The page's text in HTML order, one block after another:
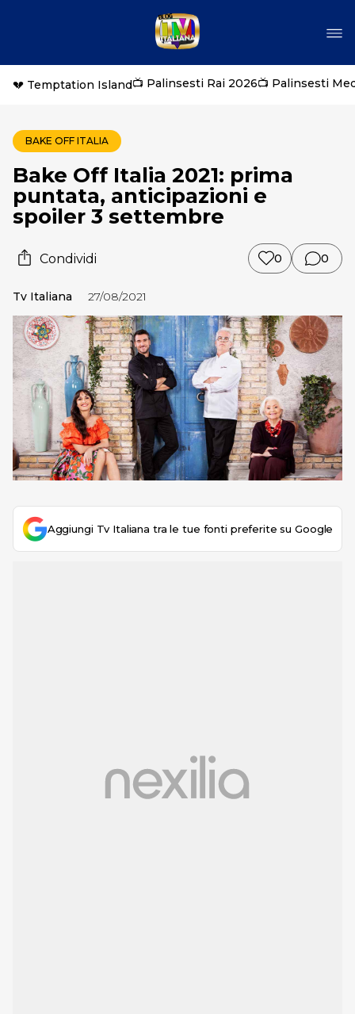
💔 Temptation Island📺 Palinsesti Rai 2026📺 Palinsesti
BAKE OFF ITALIA
Bake Off Italia 2021: prima
puntata, anticipazioni e
spoiler 3 settembre
Condividi 0 0
Tv Italiana 27/08/2021
Aggiungi Tv Italiana tra le tue fonti preferite su Google